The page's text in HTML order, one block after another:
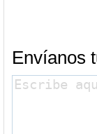
Envíanos